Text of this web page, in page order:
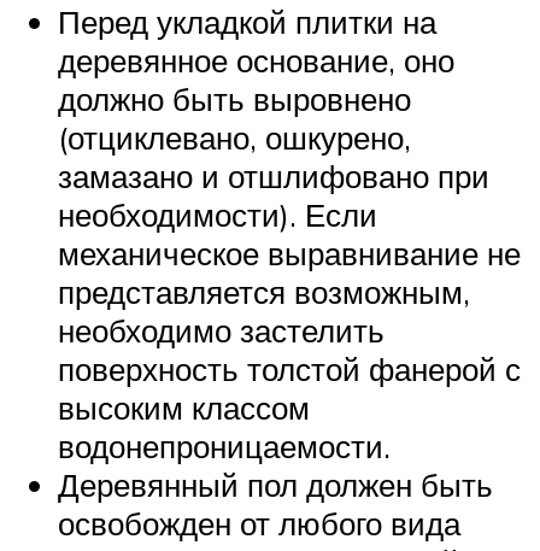
Перед укладкой плитки на
деревянное основание, оно
должно быть выровнено
(отциклевано, ошкурено,
замазано и отшлифовано при
необходимости). Если
механическое выравнивание не
представляется возможным,
необходимо застелить
поверхность толстой фанерой с
высоким классом
водонепроницаемости.
Деревянный пол должен быть
освобожден от любого вида